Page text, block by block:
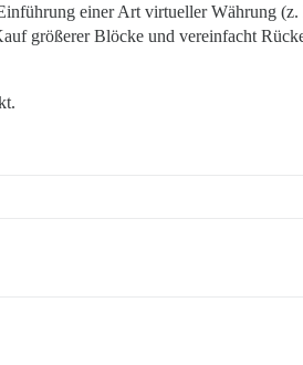
einer Art virtueller Währung
größerer Blöcke und vereinfacht